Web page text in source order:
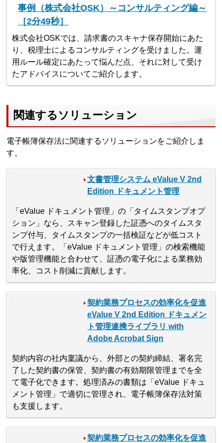
事例（株式会社OSK）～コンサルティング編～
［2分49秒］
株式会社OSKでは、請求書のスキャナ保存開始にあた
り、税理士によるコンサルティングを受けました。運
用ルール確定にあたって悩んだ点、それに対して受け
たアドバイスについてご紹介します。
関連するソリューション
電子帳簿保存法に関連するソリューションをご紹介しま
す。
文書管理システム eValue V 2nd
Edition ドキュメント管理
「eValue ドキュメント管理」の「タイムスタンプオプ
ション」なら、スキャン登録した証憑へのタイムスタ
ンプ付与、タイムスタンプの一括検証などが低コスト
で行えます。「eValue ドキュメント管理」の検索機能
や版管理機能と合わせて、証憑の電子化による業務効
率化、コスト削減に貢献します。
契約業務プロセスの効率化を促進
eValue V 2nd Edition ドキュメン
ト管理連携ライブラリ with
Adobe Acrobat Sign
契約内容の社内稟議から、外部との契約締結、署名完
了した契約書の保管、契約書の有効期限管理までを全
て電子化できます。処理済みの書類は「eValue ドキュ
メント管理」で適切に管理され、電子帳簿保存法対策
も支援します。
契約業務プロセスの効率化を促進